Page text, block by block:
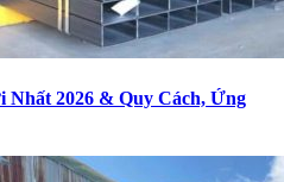
2026 & Quy Cách, Ứng